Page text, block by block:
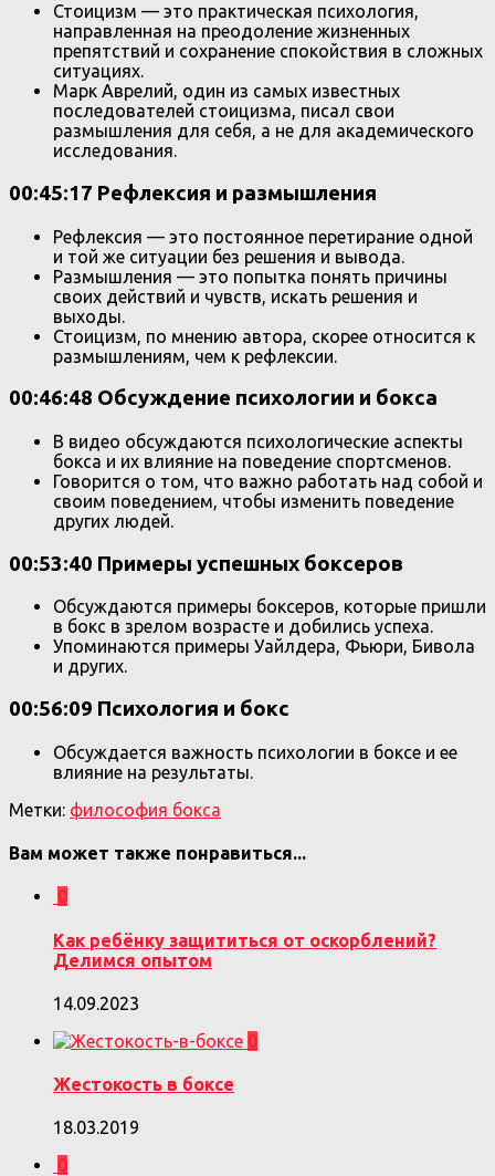
Стоицизм — это практическая психология,
направленная на преодоление жизненных
препятствий и сохранение спокойствия в сложных
ситуациях.
Марк Аврелий, один из самых известных
последователей стоицизма, писал свои
размышления для себя, а не для академического
исследования.
00:45:17 Рефлексия и размышления
Рефлексия — это постоянное перетирание одной
и той же ситуации без решения и вывода.
Размышления — это попытка понять причины
своих действий и чувств, искать решения и
выходы.
Стоицизм, по мнению автора, скорее относится к
размышлениям, чем к рефлексии.
00:46:48 Обсуждение психологии и бокса
В видео обсуждаются психологические аспекты
бокса и их влияние на поведение спортсменов.
Говорится о том, что важно работать над собой и
своим поведением, чтобы изменить поведение
других людей.
00:53:40 Примеры успешных боксеров
Обсуждаются примеры боксеров, которые пришли
в бокс в зрелом возрасте и добились успеха.
Упоминаются примеры Уайлдера, Фьюри, Бивола
и других.
00:56:09 Психология и бокс
Обсуждается важность психологии в боксе и ее
влияние на результаты.
Метки: философия бокса
Вам может также понравиться...
0
Как ребёнку защититься от оскорблений?
Делимся опытом
14.09.2023
0
Жестокость в боксе
18.03.2019
0